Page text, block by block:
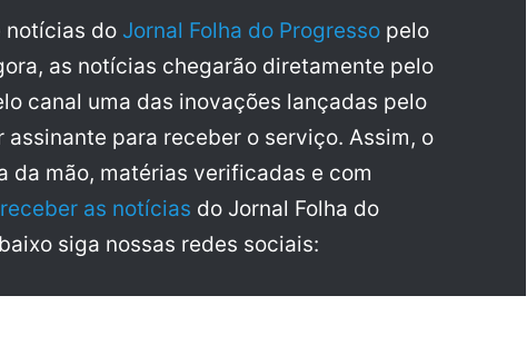
notícias do Jornal Folha do Progresso pelo
as notícias chegarão diretamente pelo
canal uma das inovações lançadas pelo
para receber o serviço. Assim, o
da mão, matérias verificadas e com
receber as notícias do Jornal Folha do
siga nossas redes sociais: